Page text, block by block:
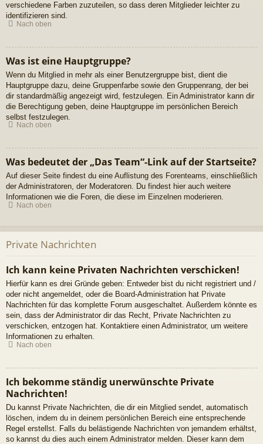
verschiedene Farben zuzuteilen, so dass deren Mitglieder leichter zu
identifizieren sind.
Nach oben
Was ist eine Hauptgruppe?
Wenn du Mitglied in mehr als einer Benutzergruppe bist, dient die
Hauptgruppe dazu, deine Gruppenfarbe sowie den Gruppenrang, der bei
dir standardmäßig angezeigt wird, festzulegen. Ein Administrator kann dir
die Berechtigung geben, deine Hauptgruppe im persönlichen Bereich
selbst festzulegen.
Nach oben
Was bedeutet der „Das Team“-Link auf der Startseite?
Auf dieser Seite findest du eine Auflistung des Forenteams, einschließlich
der Administratoren, der Moderatoren. Du findest hier auch weitere
Informationen wie die Foren, die diese im Einzelnen moderieren.
Nach oben
Private Nachrichten
Ich kann keine Privaten Nachrichten verschicken!
Hierfür kann es drei Gründe geben: Entweder bist du nicht registriert und /
oder nicht angemeldet, oder die Board-Administration hat Private
Nachrichten für das komplette Forum ausgeschaltet. Außerdem könnte es
sein, dass der Administrator dir das Recht, Private Nachrichten zu
verschicken, entzogen hat. Kontaktiere einen Administrator, um weitere
Informationen zu erhalten.
Nach oben
Ich bekomme ständig unerwünschte Private
Nachrichten!
Du kannst Private Nachrichten, die dir ein Mitglied sendet, automatisch
löschen, indem du in deinem persönlichen Bereich eine entsprechende
Regel erstellst. Falls du belästigende Nachrichten von jemandem erhältst,
so kannst du dies auch einem Administrator melden. Dieser kann dem